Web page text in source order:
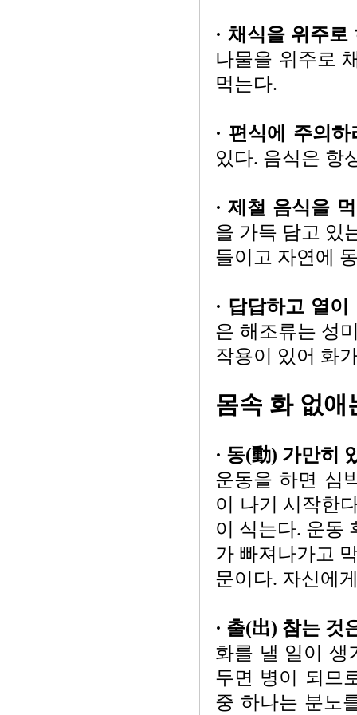
· 채식을 위주로
나물을 위주로
먹는다.
· 편식에 주의하
있다. 음식은 항
· 제철 음식을
을 가득 담고 있
들이고 자연에
· 답답하고 열
은 해조류는 성
작용이 있어 화
몸속 화 없애
· 동(動) 가만히
운동을 하면 심
이 나기 시작한
이 식는다. 운동
가 빠져나가고
문이다. 자신에
· 출(出) 참는 것
화를 낼 일이 생
두면 병이 되므
중 하나는 분노